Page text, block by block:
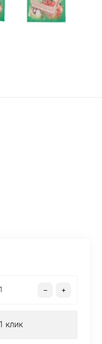
клик